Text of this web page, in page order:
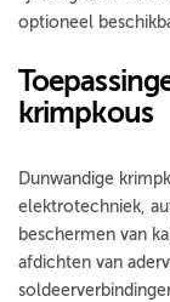
optioneel
krimpkous
Dunwandige
elektrotechniek,
beschermen van
afdichten van